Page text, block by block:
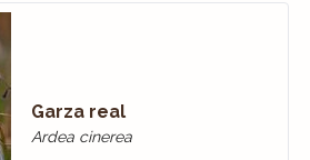
Garza real
Ardea cinerea